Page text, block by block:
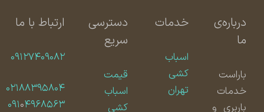
درباره‌ی
باراست
خدمات
باربری و
خدمات
اسباب
کشی
تهران
دسترسی
سریع
قیمت
اسباب
کشی
ارتباط با ما
۰۹۱۲۷۴۰۹۰۸۲
۰۲۱۸۸۳۹۵۸۰۴
۰۹۱۰۴۹۶۸۵۶۳